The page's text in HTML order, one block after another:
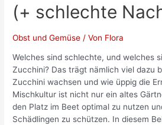
(+ schlechte
Obst und Gemüse / Von Flora
Welches sind schlechte, und welches
Zucchini? Das trägt nämlich viel dazu
Zucchini wachsen und wie üppig die
Mischkultur ist nicht nur ein altes
den Platz im Beet optimal zu nutzen
Schädlingen zu schützen. In diesem